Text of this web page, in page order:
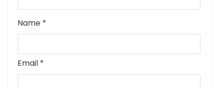
Name *
Email *